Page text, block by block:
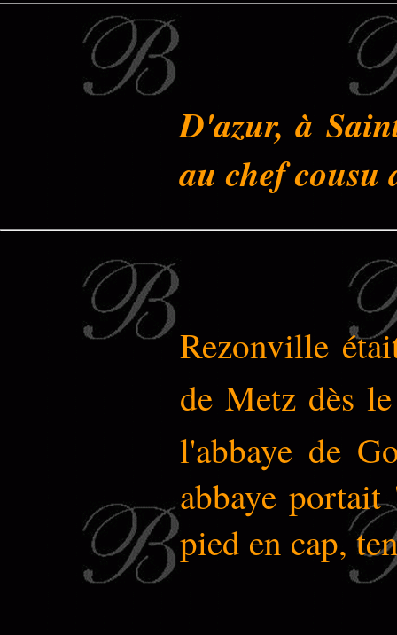
D'azur, à
au chef cousu
Rezonville
de Metz dès
l'abbaye de
abbaye
pied en cap,